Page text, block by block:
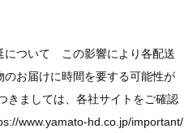
について この影響により各配送
お届けに時間を要する可能性が
きましては、各社サイトをご確認
www.yamato-hd.co.jp/important/